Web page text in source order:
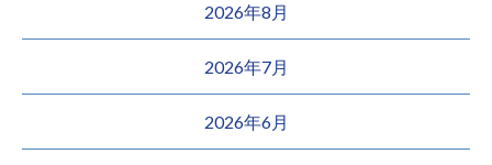
2026年8月
2026年7月
2026年6月